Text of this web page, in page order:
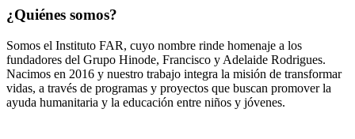
¿Quiénes somos?
Somos el Instituto FAR, cuyo nombre rinde homenaje a los
fundadores del Grupo Hinode, Francisco y Adelaide Rodrigues.
Nacimos en 2016 y nuestro trabajo integra la misión de transformar
vidas, a través de programas y proyectos que buscan promover la
ayuda humanitaria y la educación entre niños y jóvenes.